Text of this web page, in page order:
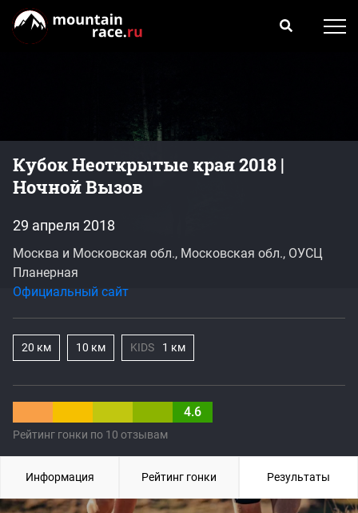
Кубок Неоткрытые края 2018 |
Ночной Вызов
4.6
Рейтинг гонки по 10 отзывам
29 апреля 2018
Москва и Московская обл., Московская обл., ОУСЦ
Планерная
Официальный сайт
20 км 10 км KIDS 1 км
Информация Рейтинг гонки Результаты